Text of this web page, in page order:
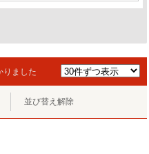
りました
並び替え解除